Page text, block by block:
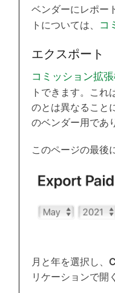
ベンダーにレポー
トについては、 コ
エクスポート
コミッション拡
トできます。こ
のとは異なること
のベンダー用であ
このページの最後
月と年を選択し、
リケーションで開